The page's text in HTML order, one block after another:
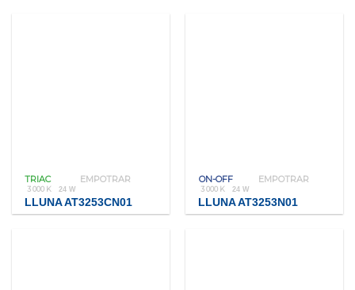
TRIAC EMPOTRAR
3 000 K 24 W
LLUNA AT3253CN01
ON-OFF EMPOTRAR
3 000 K 24 W
LLUNA AT3253N01